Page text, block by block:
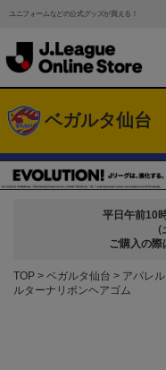
ユニフォームなどの公式グッズが買える！
ベガルタ仙台
平日午前10
ご購入の際
TOP ベガルタ仙台 アパレ
ルターナリボンヘアゴム